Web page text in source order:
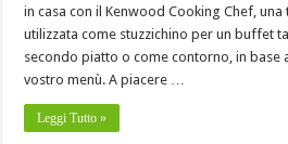
in casa con il Kenwood Cooking Chef,
utilizzata come stuzzichino per un buffet
secondo piatto o come contorno, in base
vostro menù. A piacere …
Leggi Tutto »